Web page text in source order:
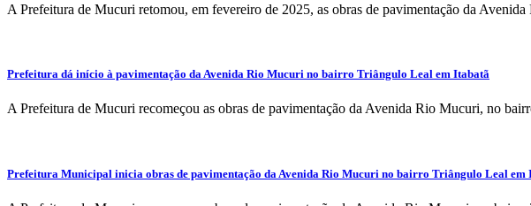
A Prefeitura de Mucuri retomou, em fevereiro de 2025, as obras de pavimentação da
Prefeitura dá início à pavimentação da Avenida Rio Mucuri no bairro Triângulo Leal em Itabatã
A Prefeitura de Mucuri recomeçou as obras de pavimentação da Avenida Rio Mucuri, no
Prefeitura Municipal inicia obras de pavimentação da Avenida Rio Mucuri no bairro Triângulo Leal em